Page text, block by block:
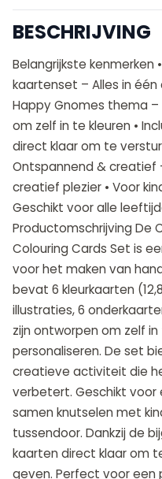
BESCHRIJVING
Belangrijkste
kaartenset – Alles in
Happy Gnomes thema
om zelf in te kleuren •
direct klaar om te
Ontspannend & creatief
creatief plezier • Voor
Geschikt voor alle
Productomschrijving De
Colouring Cards Set is
voor het maken van
bevat 6 kleurkaarten
illustraties, 6
zijn ontworpen om zelf
personaliseren. De set
creatieve activiteit die
verbetert. Geschikt voor
samen knutselen met
tussendoor. Dankzij de
kaarten direct klaar om
geven. Perfect voor een